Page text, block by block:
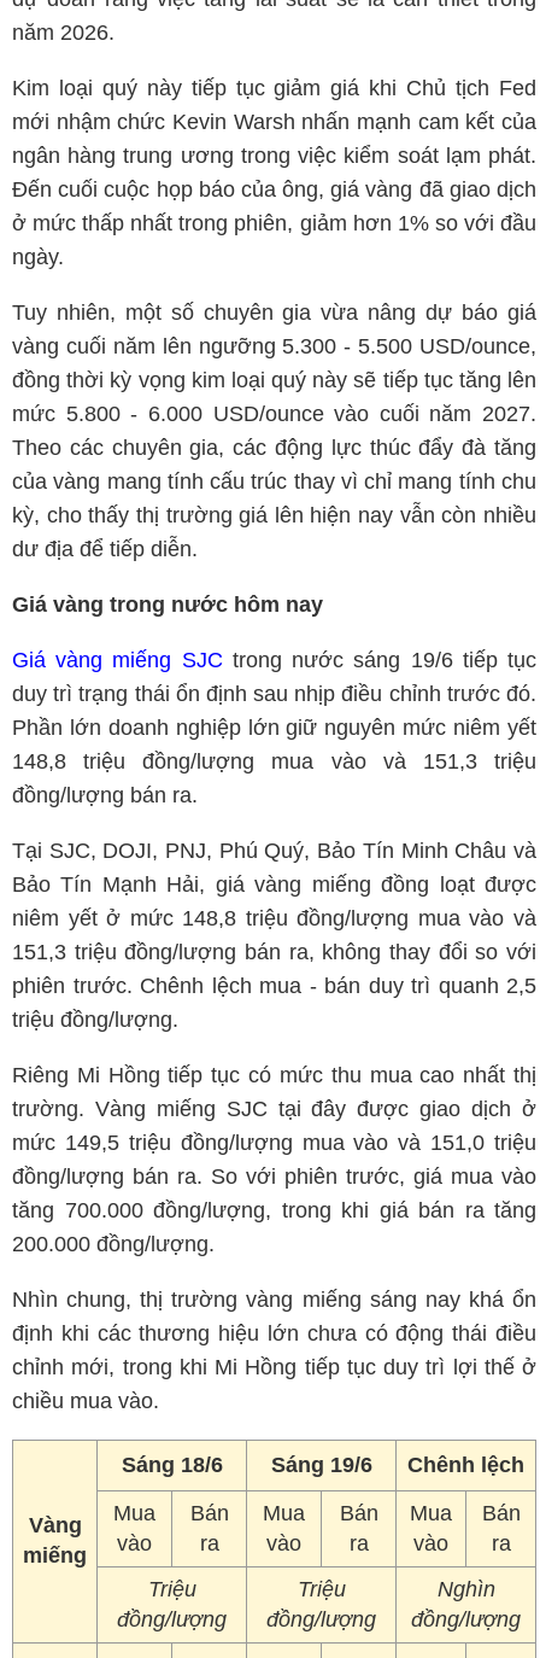
năm 2026.
Kim loại quý này tiếp tục giảm giá khi Chủ tịch Fed
mới nhậm chức Kevin Warsh nhấn mạnh cam kết của
ngân hàng trung ương trong việc kiểm soát lạm phát.
Đến cuối cuộc họp báo của ông, giá vàng đã giao dịch
ở mức thấp nhất trong phiên, giảm hơn 1% so với đầu
ngày.
Tuy nhiên, một số chuyên gia vừa nâng dự báo giá
vàng cuối năm lên ngưỡng 5.300 - 5.500 USD/ounce,
đồng thời kỳ vọng kim loại quý này sẽ tiếp tục tăng lên
mức 5.800 - 6.000 USD/ounce vào cuối năm 2027.
Theo các chuyên gia, các động lực thúc đẩy đà tăng
của vàng mang tính cấu trúc thay vì chỉ mang tính chu
kỳ, cho thấy thị trường giá lên hiện nay vẫn còn nhiều
dư địa để tiếp diễn.
Giá vàng trong nước hôm nay
Giá vàng miếng SJC trong nước sáng 19/6 tiếp tục
duy trì trạng thái ổn định sau nhịp điều chỉnh trước đó.
Phần lớn doanh nghiệp lớn giữ nguyên mức niêm yết
148,8 triệu đồng/lượng mua vào và 151,3 triệu
đồng/lượng bán ra.
Tại SJC, DOJI, PNJ, Phú Quý, Bảo Tín Minh Châu và
Bảo Tín Mạnh Hải, giá vàng miếng đồng loạt được
niêm yết ở mức 148,8 triệu đồng/lượng mua vào và
151,3 triệu đồng/lượng bán ra, không thay đổi so với
phiên trước. Chênh lệch mua - bán duy trì quanh 2,5
triệu đồng/lượng.
Riêng Mi Hồng tiếp tục có mức thu mua cao nhất thị
trường. Vàng miếng SJC tại đây được giao dịch ở
mức 149,5 triệu đồng/lượng mua vào và 151,0 triệu
đồng/lượng bán ra. So với phiên trước, giá mua vào
tăng 700.000 đồng/lượng, trong khi giá bán ra tăng
200.000 đồng/lượng.
Nhìn chung, thị trường vàng miếng sáng nay khá ổn
định khi các thương hiệu lớn chưa có động thái điều
chỉnh mới, trong khi Mi Hồng tiếp tục duy trì lợi thế ở
chiều mua vào.
Vàng
miếng
Sáng 18/6 Sáng 19/6
Chênh lệch
Mua
vào
Bán
ra
Mua
vào
Bán
ra
Mua
vào
Bán
ra
Triệu
đồng/lượng
Triệu
đồng/lượng
Nghìn
đồng/lượng